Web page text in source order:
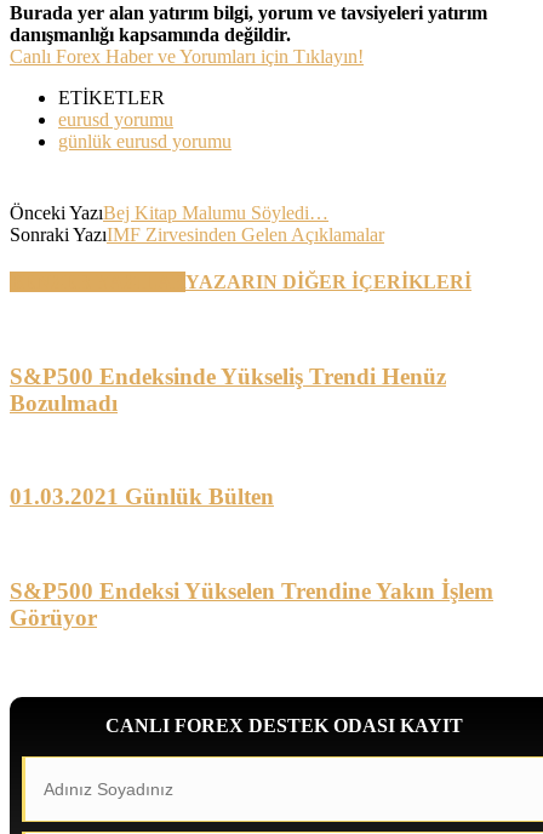
Burada yer alan yatırım bilgi, yorum ve tavsiyeleri yatırım
danışmanlığı kapsamında değildir.
Canlı Forex Haber ve Yorumları için Tıklayın!
ETİKETLER
eurusd yorumu
günlük eurusd yorumu
Önceki YazıBej Kitap Malumu Söyledi…
Sonraki YazıIMF Zirvesinden Gelen Açıklamalar
YAZARIN DİĞER İÇERİKLERİ
S&P500 Endeksinde Yükseliş Trendi Henüz
Bozulmadı
01.03.2021 Günlük Bülten
S&P500 Endeksi Yükselen Trendine Yakın İşlem
Görüyor
CANLI FOREX DESTEK ODASI KAYIT